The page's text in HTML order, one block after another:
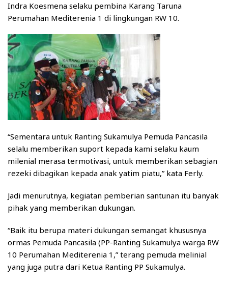
Indra Koesmena selaku pembina Karang Taruna
Perumahan Mediterenia 1 di lingkungan RW 10.
“Sementara untuk Ranting Sukamulya Pemuda Pancasila
selalu memberikan suport kepada kami selaku kaum
milenial merasa termotivasi, untuk memberikan sebagian
rezeki dibagikan kepada anak yatim piatu,” kata Ferly.
Jadi menurutnya, kegiatan pemberian santunan itu banyak
pihak yang memberikan dukungan.
“Baik itu berupa materi dukungan semangat khususnya
ormas Pemuda Pancasila (PP-Ranting Sukamulya warga RW
10 Perumahan Mediterenia 1,” terang pemuda melinial
yang juga putra dari Ketua Ranting PP Sukamulya.